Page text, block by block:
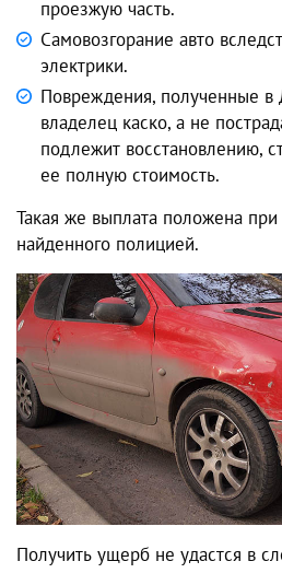
проезжую часть.
Самовозгорание авто
электрики.
Повреждения, полученные в
владелец каско, а не
подлежит восстановлению,
ее полную стоимость.
Такая же выплата положена при
найденного полицией.
Получить ущерб не удастся в